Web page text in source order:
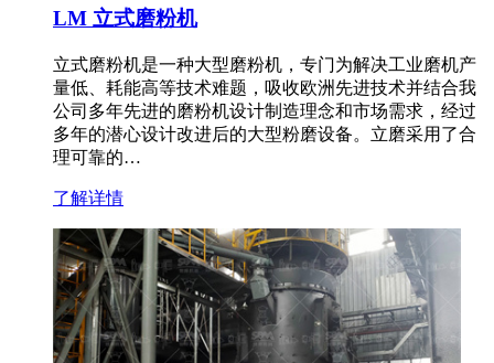
LM 立式磨粉机
立式磨粉机是一种大型磨粉机，专门为解决工业磨机产
量低、耗能高等技术难题，吸收欧洲先进技术并结合我
公司多年先进的磨粉机设计制造理念和市场需求，经过
多年的潜心设计改进后的大型粉磨设备。立磨采用了合
理可靠的…
了解详情